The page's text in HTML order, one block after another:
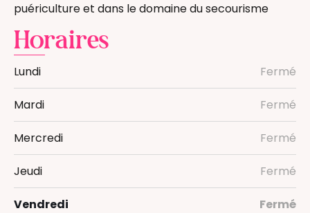
puériculture et dans le domaine du secourisme
Horaires
Lundi Fermé
Mardi Fermé
Mercredi Fermé
Jeudi Fermé
Vendredi Fermé